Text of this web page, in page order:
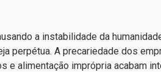
a instabilidade da
perpétua. A precariedade dos
e alimentação imprópria acabam